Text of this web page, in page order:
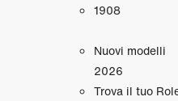
1908
Nuovi modelli
2026
Trova il tuo